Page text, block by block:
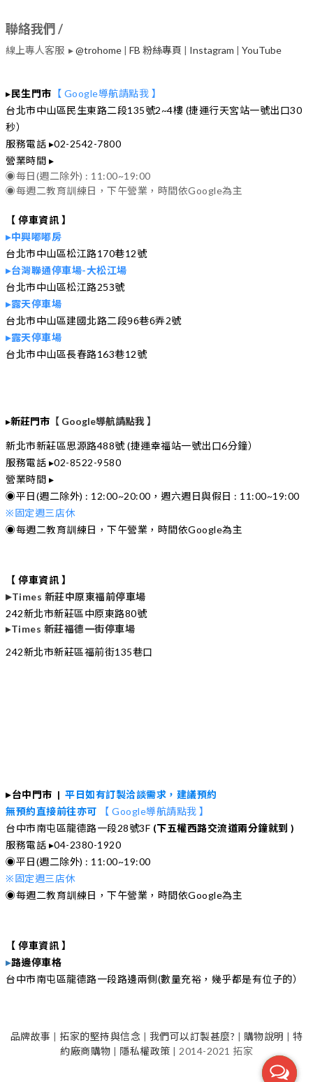
聯絡我們 /
線上專人客服 ▸@trohome | FB 粉絲專頁 | Instagram | ​YouTube
▸民生門市 【 Google導航請點我 】
台北市中山區民生東路二段135號2~4樓 (捷運行天宮站一號出口30
秒）
服務電話 ▸02-2542-7800
營業時間 ▸
◉每日(週二除外) : 11:00~19:00
◉每週二教育訓練日，下午營業，時間依Google為主
【 停車資訊 】
▸中興嘟嘟房
台北市中山區松江路170巷12號
▸台灣聯通停車場-大松江場
台北市中山區松江路253號
▸露天停車場
台北市中山區建國北路二段96巷6弄2號
▸露天停車場
台北市中山區長春路163巷12號
▸新莊門市 【 Google導航請點我 】
新北市新莊區思源路488號 (捷運幸福站一號出口6分鐘）
服務電話 ▸02-8522-9580
營業時間 ▸
◉平日(週二除外) : 12:00~20:00，週六週日與假日 : 11:00~19:00
※固定週三店休
◉每週二教育訓練日，下午營業，時間依Google為主
【 停車資訊 】
▸Times 新莊中原東福前停車場
242新北市新莊區中原東路80號
▸Times 新莊福德一街停車場
242新北市新莊區福前街135巷口
▸台中門市 | 平日如有訂製洽談需求，建議預約
無預約直接前往亦可
【 Google導航請點我 】
台中市南屯區龍德路一段28號3F (下五權西路交流道兩分鐘就到 )
服務電話 ▸04-2380-1920
◉平日(週二除外) : 11:00~19:00
※固定週三店休
◉每週二教育訓練日，下午營業，時間依Google為主
【 停車資訊 】
▸路邊停車格
台中市南屯區龍德路一段路邊兩側(數量充裕，幾乎都是有位子的）
品牌故事 | 拓家的堅持與信念 | 我們可以訂製甚麼? | 購物說明 | 特
約廠商購物 | 隱私權政策 | 2014-2021 拓家